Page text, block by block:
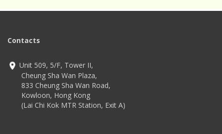
Contacts
Unit 509, 5/F, Tower II,
Cheung Sha Wan Plaza,
833 Cheung Sha Wan Road,
Kowloon, Hong Kong
(Lai Chi Kok MTR Station, Exit A)